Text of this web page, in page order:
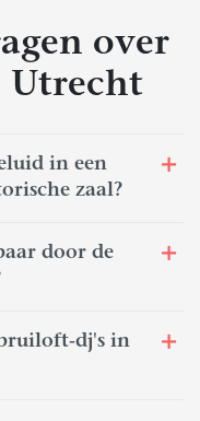
over
Utrecht
in een
zaal?
door de
dj's in